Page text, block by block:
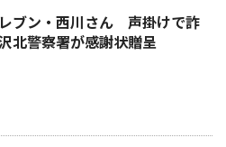
ブン・西川さん 声掛けで詐
北警察署が感謝状贈呈